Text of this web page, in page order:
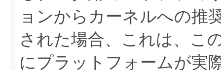
ョンからカーネルへの推
された場合、これは、こ
にプラットフォームが実